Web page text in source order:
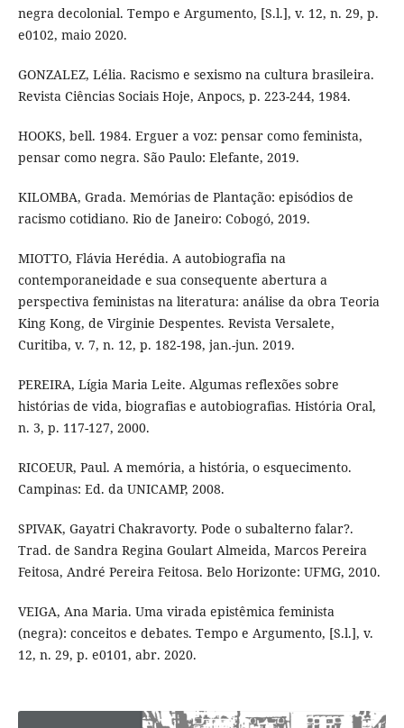
negra decolonial. Tempo e Argumento, [S.l.], v. 12, n. 29, p.
e0102, maio 2020.
GONZALEZ, Lélia. Racismo e sexismo na cultura brasileira.
Revista Ciências Sociais Hoje, Anpocs, p. 223-244, 1984.
HOOKS, bell. 1984. Erguer a voz: pensar como feminista,
pensar como negra. São Paulo: Elefante, 2019.
KILOMBA, Grada. Memórias de Plantação: episódios de
racismo cotidiano. Rio de Janeiro: Cobogó, 2019.
MIOTTO, Flávia Herédia. A autobiografia na
contemporaneidade e sua consequente abertura a
perspectiva feministas na literatura: análise da obra Teoria
King Kong, de Virginie Despentes. Revista Versalete,
Curitiba, v. 7, n. 12, p. 182-198, jan.-jun. 2019.
PEREIRA, Lígia Maria Leite. Algumas reflexões sobre
histórias de vida, biografias e autobiografias. História Oral,
n. 3, p. 117-127, 2000.
RICOEUR, Paul. A memória, a história, o esquecimento.
Campinas: Ed. da UNICAMP, 2008.
SPIVAK, Gayatri Chakravorty. Pode o subalterno falar?.
Trad. de Sandra Regina Goulart Almeida, Marcos Pereira
Feitosa, André Pereira Feitosa. Belo Horizonte: UFMG, 2010.
VEIGA, Ana Maria. Uma virada epistêmica feminista
(negra): conceitos e debates. Tempo e Argumento, [S.l.], v.
12, n. 29, p. e0101, abr. 2020.